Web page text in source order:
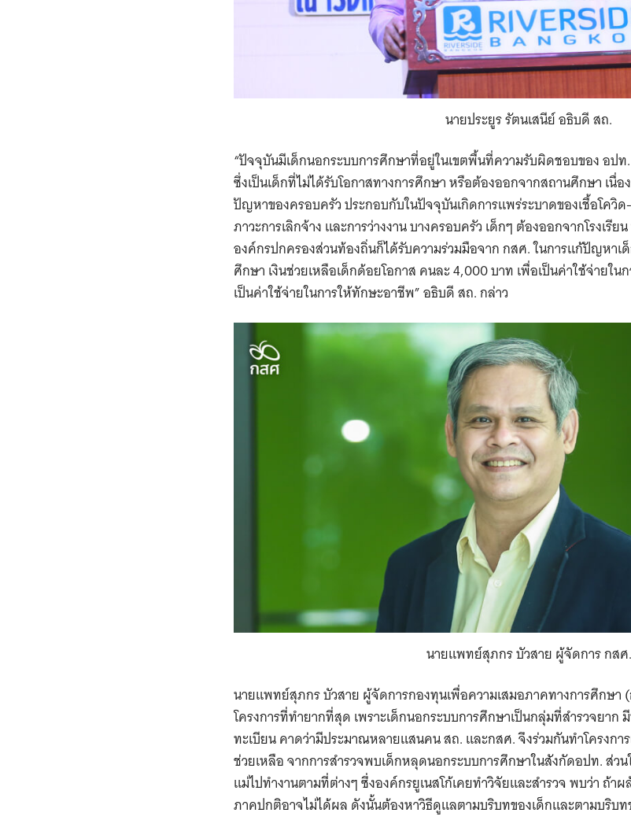
นายประยูร รัตนเสนีย์ อธิบดี สถ.
“ปัจจุบันมีเด็กนอกระบบการศึกษาที่อยู่ในเขตพื้นที่ความรับผิดชอบของ อป
ซึ่งเป็นเด็กที่ไม่ได้รับโอกาสทางการศึกษา หรือต้องออกจากสถานศึกษา เ
ปัญหาของครอบครัว ประกอบกับในปัจจุบันเกิดการแพร่ระบาดของเชื้อโควิ
ภาวะการเลิกจ้าง และการว่างงาน บางครอบครัว เด็กๆ ต้องออกจากโรงเ
องค์กรปกครองส่วนท้องถิ่นก็ได้รับความร่วมมือจาก กสศ. ในการแก้ปัญหา
ศึกษา เงินช่วยเหลือเด็กด้อยโอกาส คนละ 4,000 บาท เพื่อเป็นค่าใช้จ่ายใน
เป็นค่าใช้จ่ายในการให้ทักษะอาชีพ” อธิบดี สถ. กล่าว
นายแพทย์สุภกร บัวสาย ผู้จัดการ กสศ.
นายแพทย์สุภกร บัวสาย ผู้จัดการกองทุนเพื่อความเสมอภาคทางการศึกษา (
โครงการที่ทำยากที่สุด เพราะเด็กนอกระบบการศึกษาเป็นกลุ่มที่สำรวจยาก
ทะเบียน คาดว่ามีประมาณหลายแสนคน สถ. และกสศ. จึงร่วมกันทำโครงกา
ช่วยเหลือ จากการสำรวจพบเด็กหลุดนอกระบบการศึกษาในสังกัดอปท. ส่ว
แม่ไปทำงานตามที่ต่างๆ ซึ่งองค์กรยูเนสโก้เคยทำวิจัยและสำรวจ พบว่า ถ้า
ภาคปกติอาจไม่ได้ผล ดังนั้นต้องหาวิธีดูแลตามบริบทของเด็กและตามบริบ